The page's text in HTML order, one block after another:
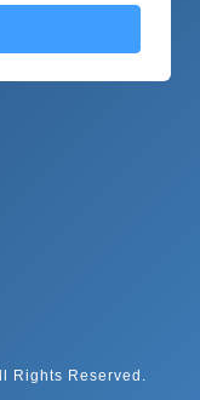
Rights Reserved.